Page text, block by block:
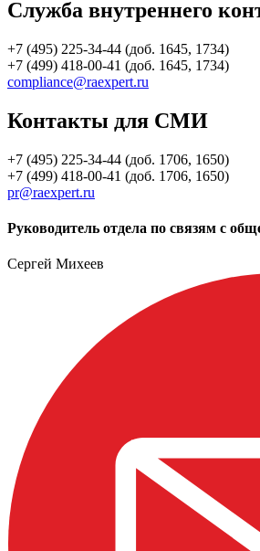
Служба внутреннего
+7 (495) 225-34-44 (доб. 1645, 1734)
+7 (499) 418-00-41 (доб. 1645, 1734)
compliance@raexpert.ru
Контакты для СМИ
+7 (495) 225-34-44 (доб. 1706, 1650)
+7 (499) 418-00-41 (доб. 1706, 1650)
pr@raexpert.ru
Руководитель отдела по связям с
Сергей Михеев